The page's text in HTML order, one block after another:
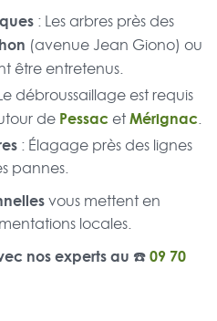
: Les arbres près des
(avenue Jean Giono) ou
être entretenus.
débroussaillage est requis
de Pessac etMérignac.
: Élagage près des lignes
pannes.
vous mettent en
locales.
nos experts au ☎️09 70